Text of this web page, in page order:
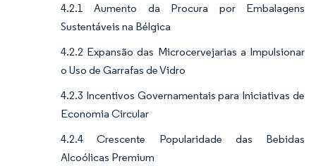
4.2.1 Aumento da Procura por Embalagens
Sustentáveis na Bélgica
4.2.2 Expansão das Microcervejarias a Impulsionar
o Uso de Garrafas de Vidro
4.2.3 Incentivos Governamentais para Iniciativas de
Economia Circular
4.2.4 Crescente Popularidade das Bebidas
Alcoólicas Premium